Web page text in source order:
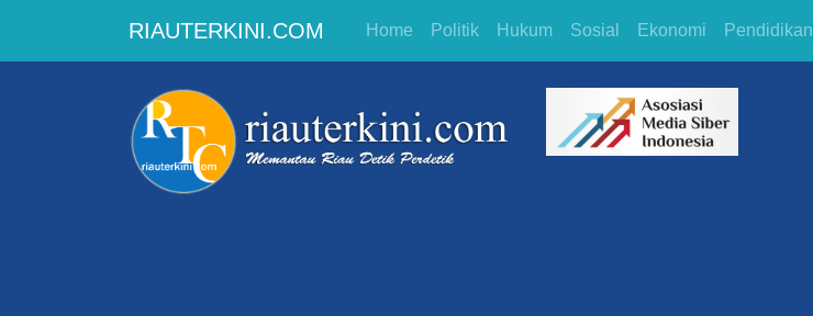
RIAUTERKINI.COM Home Politik Hukum Sosial Ekonomi Pendidikan